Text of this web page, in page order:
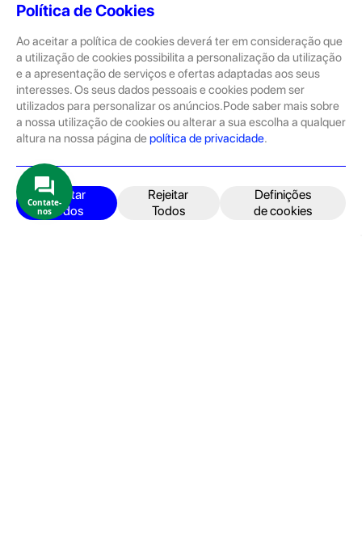
Política de Cookies
Ao aceitar a política de cookies deverá ter em consideração que
a utilização de cookies possibilita a personalização da utilização
e a apresentação de serviços e ofertas adaptadas aos seus
interesses. Os seus dados pessoais e cookies podem ser
utilizados para personalizar os anúncios.Pode saber mais sobre
a nossa utilização de cookies ou alterar a sua escolha a qualquer
altura na nossa página de política de privacidade.
Aceitar
Todos
Rejeitar
Todos
Definições
de cookies
Sobre
A GeekStore é a tua loja de produtos seminovos e novos Apple.
Tratam-se de dispositivos com pouco uso, exposição de loja ou
Novos.
Os seminovos são sempre sujeitos a uma inspeção rigorosa
pelas equipas técnicas que connosco trabalham.
Produtos e Serviços
iPhone
iPad
Contate-
nos